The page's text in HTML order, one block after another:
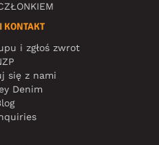
KONTAKT
i zgłoś zwrot
się z nami
Denim